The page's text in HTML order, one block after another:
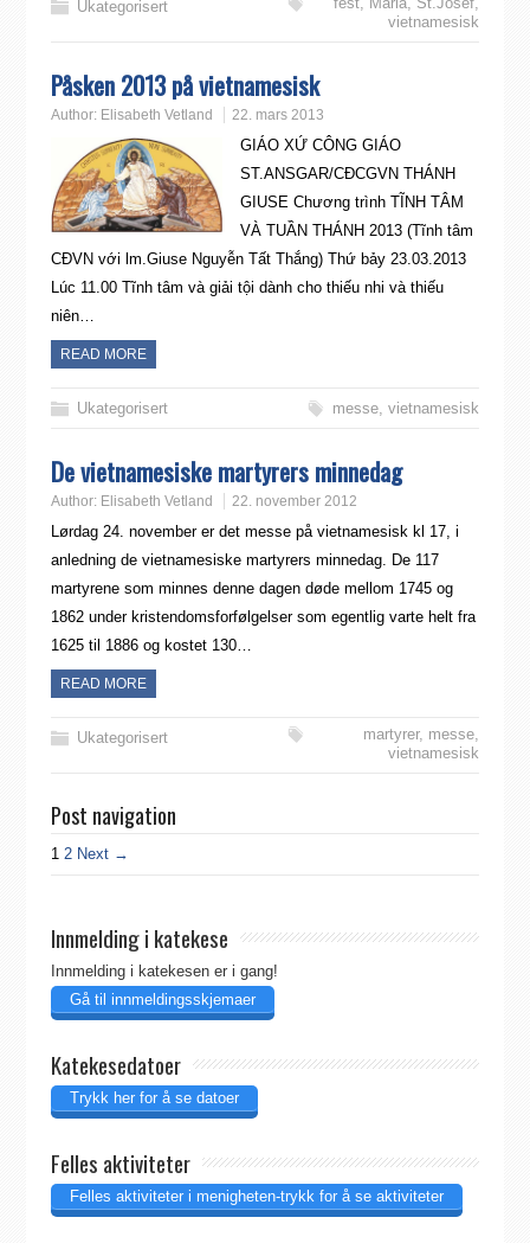
Ukategorisert
vietnamesisk
Påsken 2013 på vietnamesisk
Author: Elisabeth Vetland 22. mars 2013
GIÁO XỨ CÔNG GIÁO
ST.ANSGAR/CĐCGVN THÁNH
GIUSE Chương trình TĨNH TÂM
VÀ TUẦN THÁNH 2013 (Tĩnh tâm
CĐVN với lm.Giuse Nguyễn Tất Thắng) Thứ bảy 23.03.2013
Lúc 11.00 Tĩnh tâm và giải tội dành cho thiếu nhi và thiếu
niên…
READ MORE
Ukategorisert messe ,vietnamesisk
De vietnamesiske martyrers minnedag
Author: Elisabeth Vetland 22. november 2012
Lørdag 24. november er det messe på vietnamesisk kl 17, i
anledning de vietnamesiske martyrers minnedag. De 117
martyrene som minnes denne dagen døde mellom 1745 og
1862 under kristendomsforfølgelser som egentlig varte helt fra
1625 til 1886 og kostet 130…
READ MORE
Ukategorisert martyrer, messe
vietnamesisk
Post navigation
1 2 Next →
Innmelding i katekese
Innmelding i katekesen er i gang!
Gå til innmeldingsskjemaer
Katekesedatoer
Trykk her for å se datoer
Felles aktiviteter
Felles aktiviteter i menigheten-trykk for å se aktiviteter